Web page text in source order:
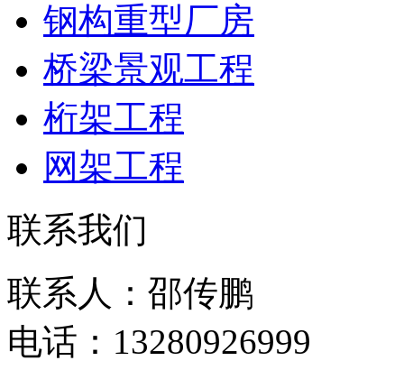
钢构重型厂房
桥梁景观工程
桁架工程
网架工程
联系我们
联系人：邵传鹏
电话：13280926999